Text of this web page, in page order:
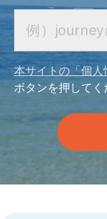
本サイトの「個
ボタンを押してく